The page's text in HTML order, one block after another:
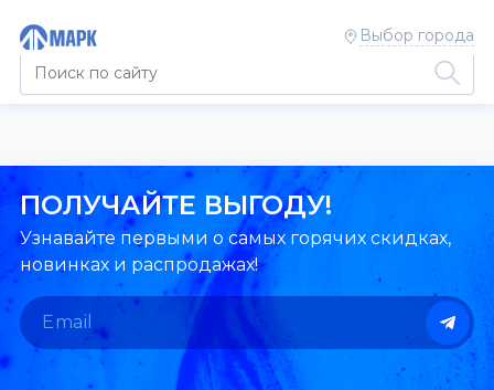
Выбор города
ПОЛУЧАЙТЕ ВЫГОДУ!
Узнавайте первыми о самых горячих скидках,
новинках и распродажах!